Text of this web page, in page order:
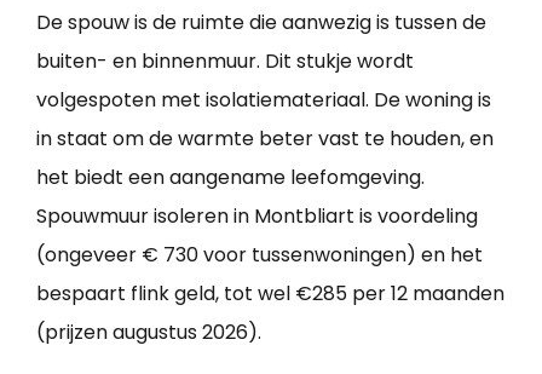
De spouw is de ruimte die aanwezig is tussen de
buiten- en binnenmuur. Dit stukje wordt
volgespoten met isolatiemateriaal. De woning is
in staat om de warmte beter vast te houden, en
het biedt een aangename leefomgeving.
Spouwmuur isoleren in Montbliart is voordeling
(ongeveer € 730 voor tussenwoningen) en het
bespaart flink geld, tot wel €285 per 12 maanden
(prijzen augustus 2026).